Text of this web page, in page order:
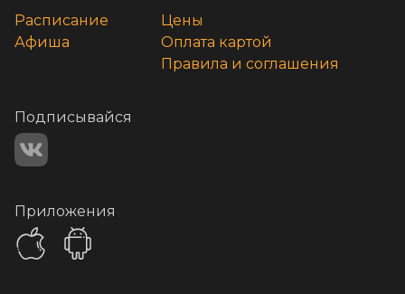
Расписание
Афиша
Цены
Оплата картой
Правила и соглашения
Подписывайся
Приложения